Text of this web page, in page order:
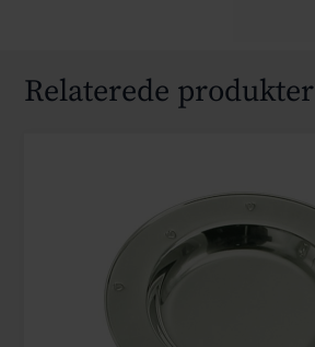
Relaterede produkter